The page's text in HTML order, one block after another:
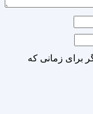
برای زمانی که